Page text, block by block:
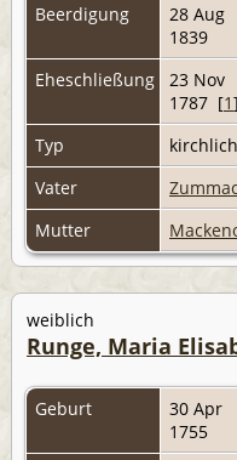
Beerdigung
28 Aug
1839
Eheschließung
23 Nov
1787 [1]
Typ
kirchlich
Vater
Mutter
weiblich
Runge, Maria
Geburt
30 Apr
1755